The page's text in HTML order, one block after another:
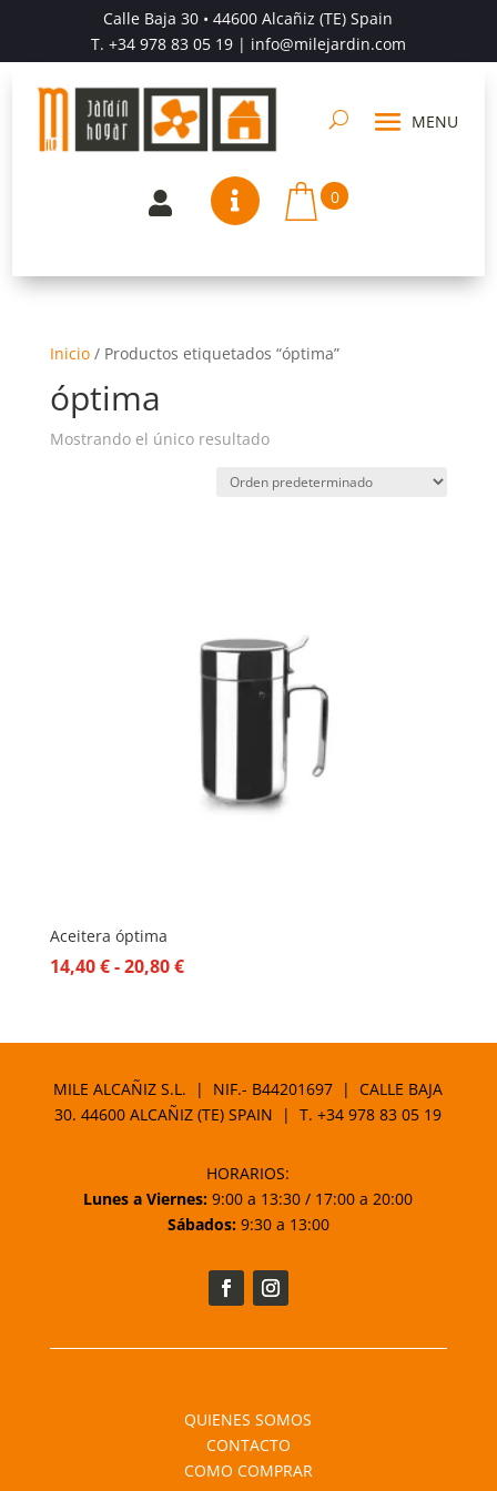
Calle Baja 30 • 44600 Alcañiz (TE) Spain
T. +34 978 83 05 19| info@milejardin.com
  0
Inicio/ Productos etiquetados “óptima”
óptima
Mostrando el único resultado
Aceitera óptima
14,40€-20,80€Rango
14,40 €
hasta
MILE ALCAÑIZ S.L. | NIF.- B44201697 | CALLE BAJA
30. 44600 ALCAÑIZ (TE) SPAIN | T.+34 978 83 05 19
HORARIOS:
Lunes a Viernes: 9:00 a 13:30 / 17:00 a 20:00
Sábados:9:30 a 13:00
QUIENES SOMOS
CONTACTO
COMO COMPRAR